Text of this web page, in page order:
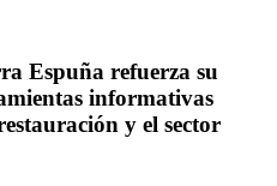
Espuña refuerza su
informativas
y el sector